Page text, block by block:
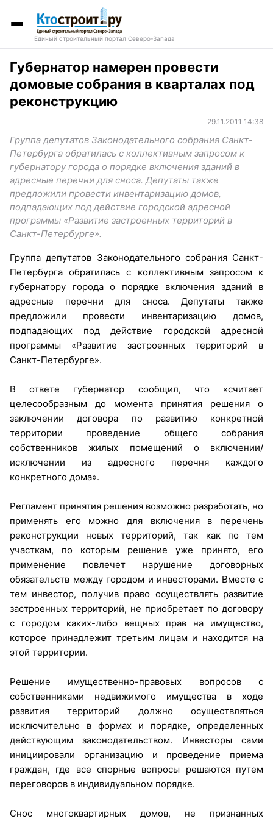
Единый строительный портал Северо-Запада
Губернатор намерен провести
домовые собрания в кварталах под
реконструкцию
29.11.2011 14:38
Группа депутатов Законодательного собрания Санкт-
Петербурга обратилась с коллективным запросом к
губернатору города о порядке включения зданий в
адресные перечни для сноса. Депутаты также
предложили провести инвентаризацию домов,
подпадающих под действие городской адресной
программы «Развитие застроенных территорий в
Санкт-Петербурге».
Группа депутатов Законодательного собрания Санкт-
Петербурга обратилась с коллективным запросом к
губернатору города о порядке включения зданий в
адресные перечни для сноса. Депутаты также
предложили провести инвентаризацию домов,
подпадающих под действие городской адресной
программы «Развитие застроенных территорий в
Санкт-Петербурге».
В ответе губернатор сообщил, что «считает
целесообразным до момента принятия решения о
заключении договора по развитию конкретной
территории проведение общего собрания
собственников жилых помещений о включении/
исключении из адресного перечня каждого
конкретного дома».
Регламент принятия решения возможно разработать, но
применять его можно для включения в перечень
реконструкции новых территорий, так как по тем
участкам, по которым решение уже принято, его
применение повлечет нарушение договорных
обязательств между городом и инвесторами. Вместе с
тем инвестор, получив право осуществлять развитие
застроенных территорий, не приобретает по договору
с городом каких-либо вещных прав на имущество,
которое принадлежит третьим лицам и находится на
этой территории.
Решение имущественно-правовых вопросов с
собственниками недвижимого имущества в ходе
развития территорий должно осуществляться
исключительно в формах и порядке, определенных
действующим законодательством. Инвесторы сами
инициировали организацию и проведение приема
граждан, где все спорные вопросы решаются путем
переговоров в индивидуальном порядке.
Снос многоквартирных домов, не признанных